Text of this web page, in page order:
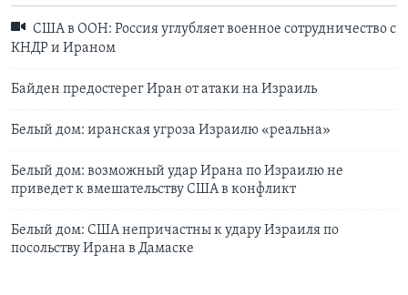
США в ООН: Россия углубляет военное сотрудничество с
КНДР и Ираном
Байден предостерег Иран от атаки на Израиль
Белый дом: иранская угроза Израилю «реальна»
Белый дом: возможный удар Ирана по Израилю не
приведет к вмешательству США в конфликт
Белый дом: США непричастны к удару Израиля по
посольству Ирана в Дамаске